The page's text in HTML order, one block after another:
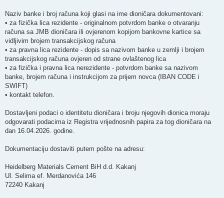
Naziv banke i broj računa koji glasi na ime dioničara dokumentovani:
• za fizička lica rezidente - originalnom potvrdom banke o otvaranju
računa sa JMB dioničara ili ovjerenom kopijom bankovne kartice sa
vidljivim brojem transakcijskog računa
• za pravna lica rezidente - dopis sa nazivom banke u zemlji i brojem
transakcijskog računa ovjeren od strane ovlaštenog lica
• za fizička i pravna lica nerezidente - potvrdom banke sa nazivom
banke, brojem računa i instrukcijom za prijem novca (IBAN CODE i
SWIFT)
• kontakt telefon.
Dostavljeni podaci o identitetu dioničara i broju njegovih dionica moraju
odgovarati podacima iz Registra vrijednosnih papira za tog dioničara na
dan 16.04.2026. godine.
Dokumentaciju dostaviti putem pošte na adresu:
Heidelberg Materials Cement BiH d.d. Kakanj
Ul. Selima ef. Merdanovića 146
72240 Kakanj